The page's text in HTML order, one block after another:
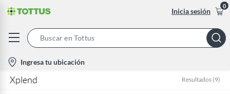
Inicia sesión
0
Bar
location-
icon
Ingresa tu ubicación
Xplend Resultados (9)